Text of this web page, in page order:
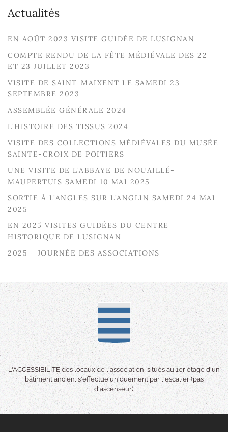
Actualités
EN AOÛT 2023 VISITE GUIDÉE DE LUSIGNAN
COMPTE RENDU DE LA FÊTE MÉDIÉVALE DES 22
ET 23 JUILLET 2023
VISITE DE SAINT-MAIXENT LE SAMEDI 23
SEPTEMBRE 2023
ASSEMBLÉE GÉNÉRALE 2024
L'HISTOIRE DES TISSUS 2024
VISITE DES COLLECTIONS MÉDIÉVALES DU MUSÉE
SAINTE-CROIX DE POITIERS
UNE VISITE DE L'ABBAYE DE NOUAILLÉ-
MAUPERTUIS SAMEDI 10 MAI 2025
SORTIE À L'ANGLES SUR L'ANGLIN SAMEDI 24 MAI
2025
EN 2025 VISITES GUIDÉES DU CENTRE
HISTORIQUE DE LUSIGNAN
2025 - JOURNÉE DES ASSOCIATIONS
L'ACCESSIBILITE des locaux de l'association, situés au 1er étage d'un
bâtiment ancien, s'effectue uniquement par l'escalier (pas
d'ascenseur).